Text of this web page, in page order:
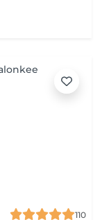
110